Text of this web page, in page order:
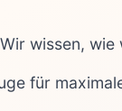
Wir wissen,
für